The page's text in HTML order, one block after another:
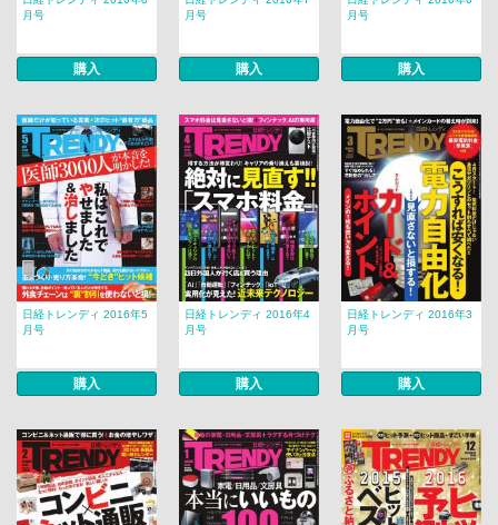
月号
購入
月号
購入
月号
購入
日経トレンディ 2016年5
月号
購入
日経トレンディ 2016年4
月号
購入
日経トレンディ 2016年3
月号
購入